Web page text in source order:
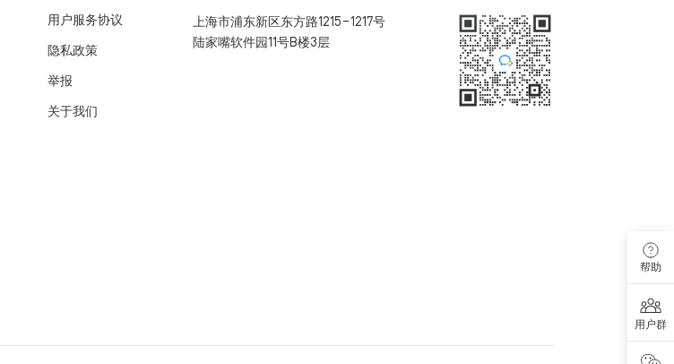
用户服务协议
隐私政策
举报
关于我们
上海市浦东新区东方路1215-1217号
陆家嘴软件园11号B楼3层
帮助
用户群